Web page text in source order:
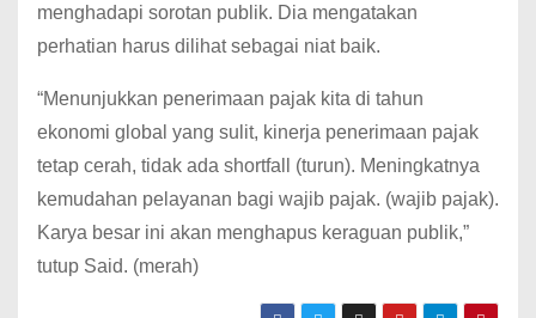
menghadapi sorotan publik. Dia mengatakan
perhatian harus dilihat sebagai niat baik.
“Menunjukkan penerimaan pajak kita di tahun
ekonomi global yang sulit, kinerja penerimaan pajak
tetap cerah, tidak ada shortfall (turun). Meningkatnya
kemudahan pelayanan bagi wajib pajak. (wajib pajak).
Karya besar ini akan menghapus keraguan publik,”
tutup Said. (merah)